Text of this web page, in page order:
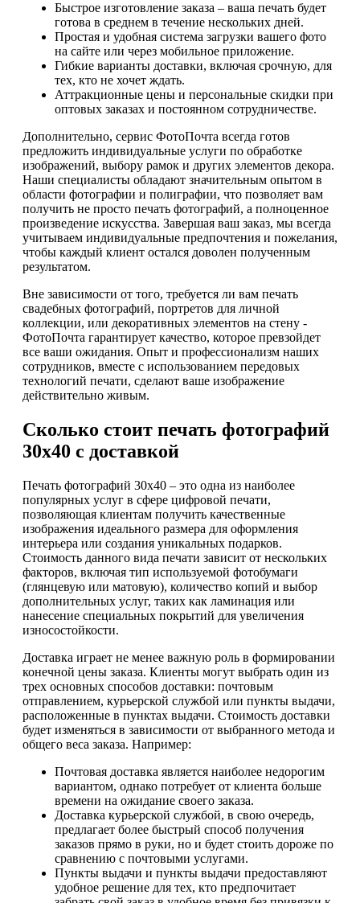
Быстрое изготовление заказа – ваша печать будет
готова в среднем в течение нескольких дней.
Простая и удобная система загрузки вашего фото
на сайте или через мобильное приложение.
Гибкие варианты доставки, включая срочную, для
тех, кто не хочет ждать.
Аттракционные цены и персональные скидки при
оптовых заказах и постоянном сотрудничестве.
Дополнительно, сервис ФотоПочта всегда готов
предложить индивидуальные услуги по обработке
изображений, выбору рамок и других элементов декора.
Наши специалисты обладают значительным опытом в
области фотографии и полиграфии, что позволяет вам
получить не просто печать фотографий, а полноценное
произведение искусства. Завершая ваш заказ, мы всегда
учитываем индивидуальные предпочтения и пожелания,
чтобы каждый клиент остался доволен полученным
результатом.
Вне зависимости от того, требуется ли вам печать
свадебных фотографий, портретов для личной
коллекции, или декоративных элементов на стену -
ФотоПочта гарантирует качество, которое превзойдет
все ваши ожидания. Опыт и профессионализм наших
сотрудников, вместе с использованием передовых
технологий печати, сделают ваше изображение
действительно живым.
Сколько стоит печать фотографий
30х40 с доставкой
Печать фотографий 30х40 – это одна из наиболее
популярных услуг в сфере цифровой печати,
позволяющая клиентам получить качественные
изображения идеального размера для оформления
интерьера или создания уникальных подарков.
Стоимость данного вида печати зависит от нескольких
факторов, включая тип используемой фотобумаги
(глянцевую или матовую), количество копий и выбор
дополнительных услуг, таких как ламинация или
нанесение специальных покрытий для увеличения
износостойкости.
Доставка играет не менее важную роль в формировании
конечной цены заказа. Клиенты могут выбрать один из
трех основных способов доставки: почтовым
отправлением, курьерской службой или пункты выдачи,
расположенные в пунктах выдачи. Стоимость доставки
будет изменяться в зависимости от выбранного метода и
общего веса заказа. Например:
Почтовая доставка является наиболее недорогим
вариантом, однако потребует от клиента больше
времени на ожидание своего заказа.
Доставка курьерской службой, в свою очередь,
предлагает более быстрый способ получения
заказов прямо в руки, но и будет стоить дороже по
сравнению с почтовыми услугами.
Пункты выдачи и пункты выдачи предоставляют
удобное решение для тех, кто предпочитает